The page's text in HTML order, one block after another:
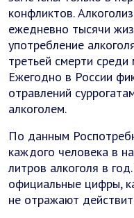
конфликтов.
ежедневно тысячи
употребление
третьей смерти
Ежегодно в России
отравлений
алкоголем.
По данным
каждого человека в
литров алкоголя в
официальные цифры,
не отражают